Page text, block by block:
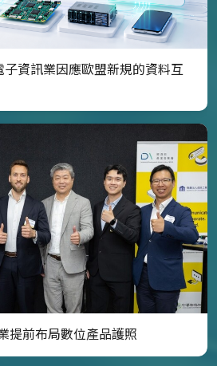
資訊業因應歐盟新規的資料互
提前布局數位產品護照